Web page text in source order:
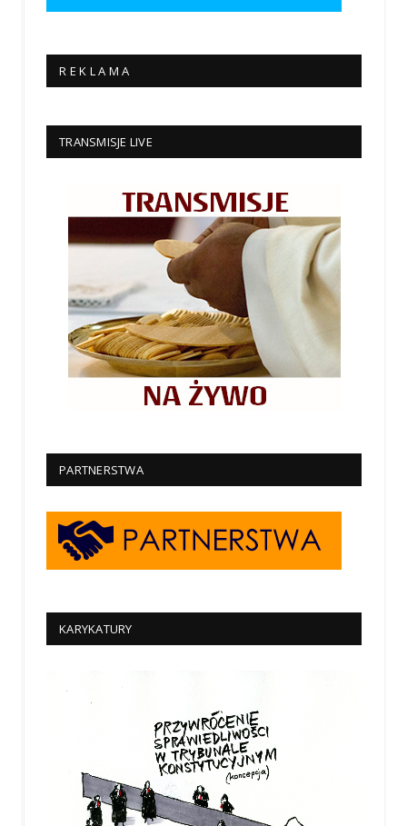
R E K L A M A
TRANSMISJE LIVE
PARTNERSTWA
KARYKATURY